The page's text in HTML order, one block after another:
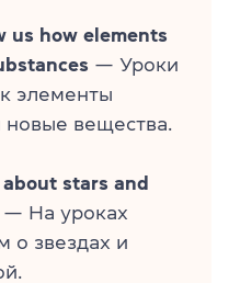
us how elements
— Уроки
элементы
новые вещества.
stars and
— На уроках
о звездах и